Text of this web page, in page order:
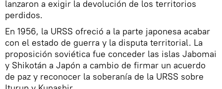
lanzaron a exigir la devolución de los territorios
perdidos.
En 1956, la URSS ofreció a la parte japonesa acabar
con el estado de guerra y la disputa territorial. La
proposición soviética fue conceder las islas Jabomai
y Shikotán a Japón a cambio de firmar un acuerdo
de paz y reconocer la soberanía de la URSS sobre